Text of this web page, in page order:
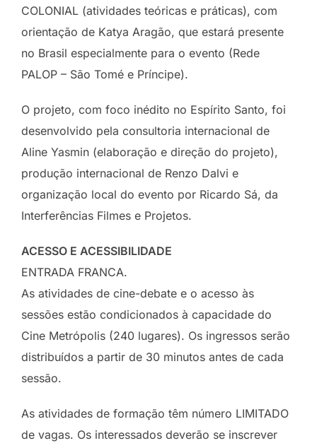
COLONIAL (atividades teóricas e práticas), com
orientação de Katya Aragão, que estará presente
no Brasil especialmente para o evento (Rede
PALOP – São Tomé e Príncipe).
O projeto, com foco inédito no Espírito Santo, foi
desenvolvido pela consultoria internacional de
Aline Yasmin (elaboração e direção do projeto),
produção internacional de Renzo Dalvi e
organização local do evento por Ricardo Sá, da
Interferências Filmes e Projetos.
ACESSO E ACESSIBILIDADE
ENTRADA FRANCA.
As atividades de cine-debate e o acesso às
sessões estão condicionados à capacidade do
Cine Metrópolis (240 lugares). Os ingressos serão
distribuídos a partir de 30 minutos antes de cada
sessão.
As atividades de formação têm número LIMITADO
de vagas. Os interessados deverão se inscrever